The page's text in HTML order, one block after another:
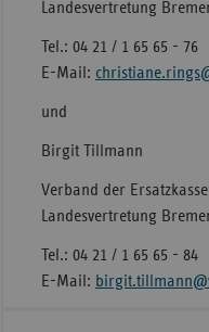
Landesvertretung
Tel.: 04 21 / 1 65 65 - 76
E-Mail:
und
Birgit Tillmann
Verband der
Landesvertretung
Tel.: 04 21 / 1 65 65 - 84
E-Mail: